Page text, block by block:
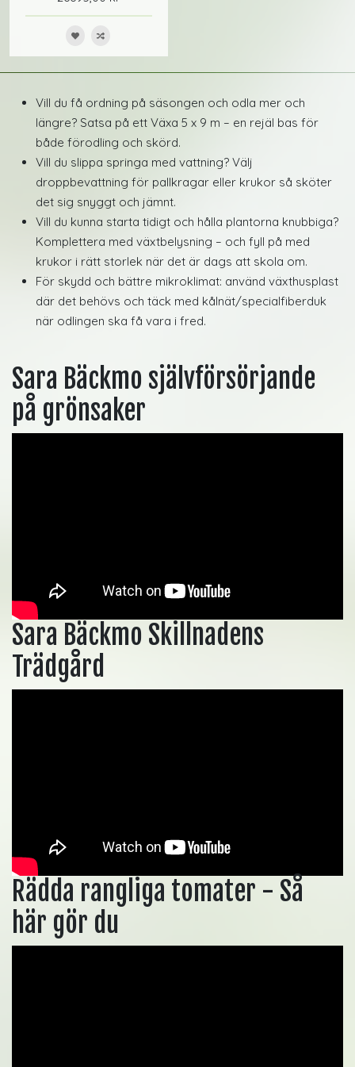
Vill du få ordning på säsongen och odla mer och
längre? Satsa på ett Växa 5 x 9 m – en rejäl bas för
både förodling och skörd.
Vill du slippa springa med vattning? Välj
droppbevattning för pallkragar eller krukor så sköter
det sig snyggt och jämnt.
Vill du kunna starta tidigt och hålla plantorna knubbiga?
Komplettera med växtbelysning – och fyll på med
krukor i rätt storlek när det är dags att skola om.
För skydd och bättre mikroklimat: använd växthusplast
där det behövs och täck med kålnät/specialfiberduk
när odlingen ska få vara i fred.
Sara Bäckmo självförsörjande
på grönsaker
Sara Bäckmo Skillnadens
Trädgård
Rädda rangliga tomater - Så
här gör du